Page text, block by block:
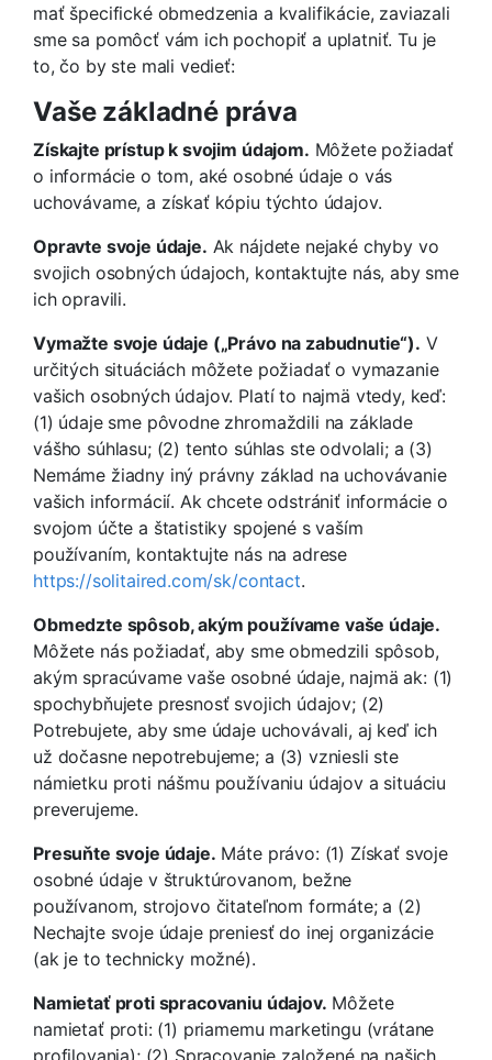
mať špecifické obmedzenia a kvalifikácie, zaviazali
sme sa pomôcť vám ich pochopiť a uplatniť. Tu je
to, čo by ste mali vedieť:
Vaše základné práva
Získajte prístup k svojim údajom. Môžete požiadať
o informácie o tom, aké osobné údaje o vás
uchovávame, a získať kópiu týchto údajov.
Opravte svoje údaje. Ak nájdete nejaké chyby vo
svojich osobných údajoch, kontaktujte nás, aby sme
ich opravili.
Vymažte svoje údaje („Právo na zabudnutie“). V
určitých situáciách môžete požiadať o vymazanie
vašich osobných údajov. Platí to najmä vtedy, keď:
(1) údaje sme pôvodne zhromaždili na základe
vášho súhlasu; (2) tento súhlas ste odvolali; a (3)
Nemáme žiadny iný právny základ na uchovávanie
vašich informácií. Ak chcete odstrániť informácie o
svojom účte a štatistiky spojené s vaším
používaním, kontaktujte nás na adrese
https://solitaired.com/sk/contact.
Obmedzte spôsob, akým používame vaše údaje.
Môžete nás požiadať, aby sme obmedzili spôsob,
akým spracúvame vaše osobné údaje, najmä ak: (1)
spochybňujete presnosť svojich údajov; (2)
Potrebujete, aby sme údaje uchovávali, aj keď ich
už dočasne nepotrebujeme; a (3) vzniesli ste
námietku proti nášmu používaniu údajov a situáciu
preverujeme.
Presuňte svoje údaje. Máte právo: (1) Získať svoje
osobné údaje v štruktúrovanom, bežne
používanom, strojovo čitateľnom formáte; a (2)
Nechajte svoje údaje preniesť do inej organizácie
(ak je to technicky možné).
Namietať proti spracovaniu údajov. Môžete
namietať proti: (1) priamemu marketingu (vrátane
profilovania); (2) Spracovanie založené na našich